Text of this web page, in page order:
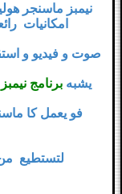
نيمبز ماسنجر
امكانيات
صوت و فيديو و
يشبه برنامج نيمبز
فو يعمل كا
لتستطيع من